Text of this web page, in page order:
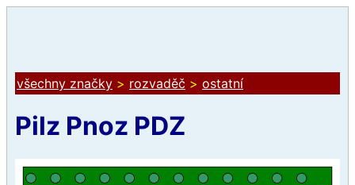
všechny značky > rozvaděč > ostatní
Pilz Pnoz PDZ